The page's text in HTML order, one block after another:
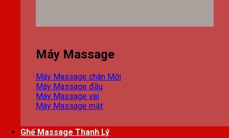
Máy Massage
Máy Massage chân
Máy Massage đầu
Máy Massage vai
Máy Massage mặt
Ghế Massage Thanh Lý